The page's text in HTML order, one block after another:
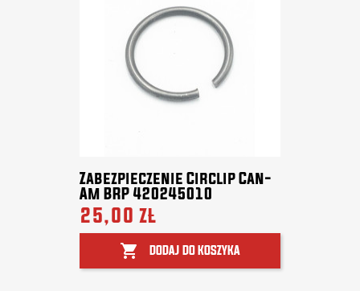
Zabezpieczenie Circlip Can-
Am BRP 420245010
25,00 zł
 DODAJ DO KOSZYKA